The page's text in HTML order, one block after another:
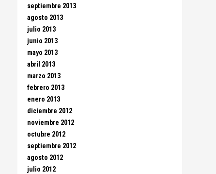
septiembre 2013
agosto 2013
julio 2013
junio 2013
mayo 2013
abril 2013
marzo 2013
febrero 2013
enero 2013
diciembre 2012
noviembre 2012
octubre 2012
septiembre 2012
agosto 2012
julio 2012